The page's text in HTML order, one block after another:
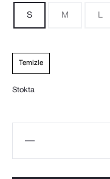
en5.00
puan
aldı
S M L
Temizle
Stokta